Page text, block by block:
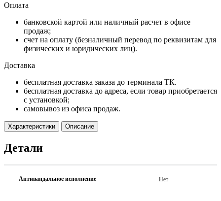
Оплата
банковской картой или наличный расчет в офисе
продаж;
счет на оплату (безналичный перевод по реквизитам для
физических и юридических лиц).
Доставка
бесплатная доставка заказа до терминала ТК.
бесплатная доставка до адреса, если товар приобретается
с установкой;
самовывоз из офиса продаж.
Характеристики Описание
Детали
Антивандальное исполнение Нет